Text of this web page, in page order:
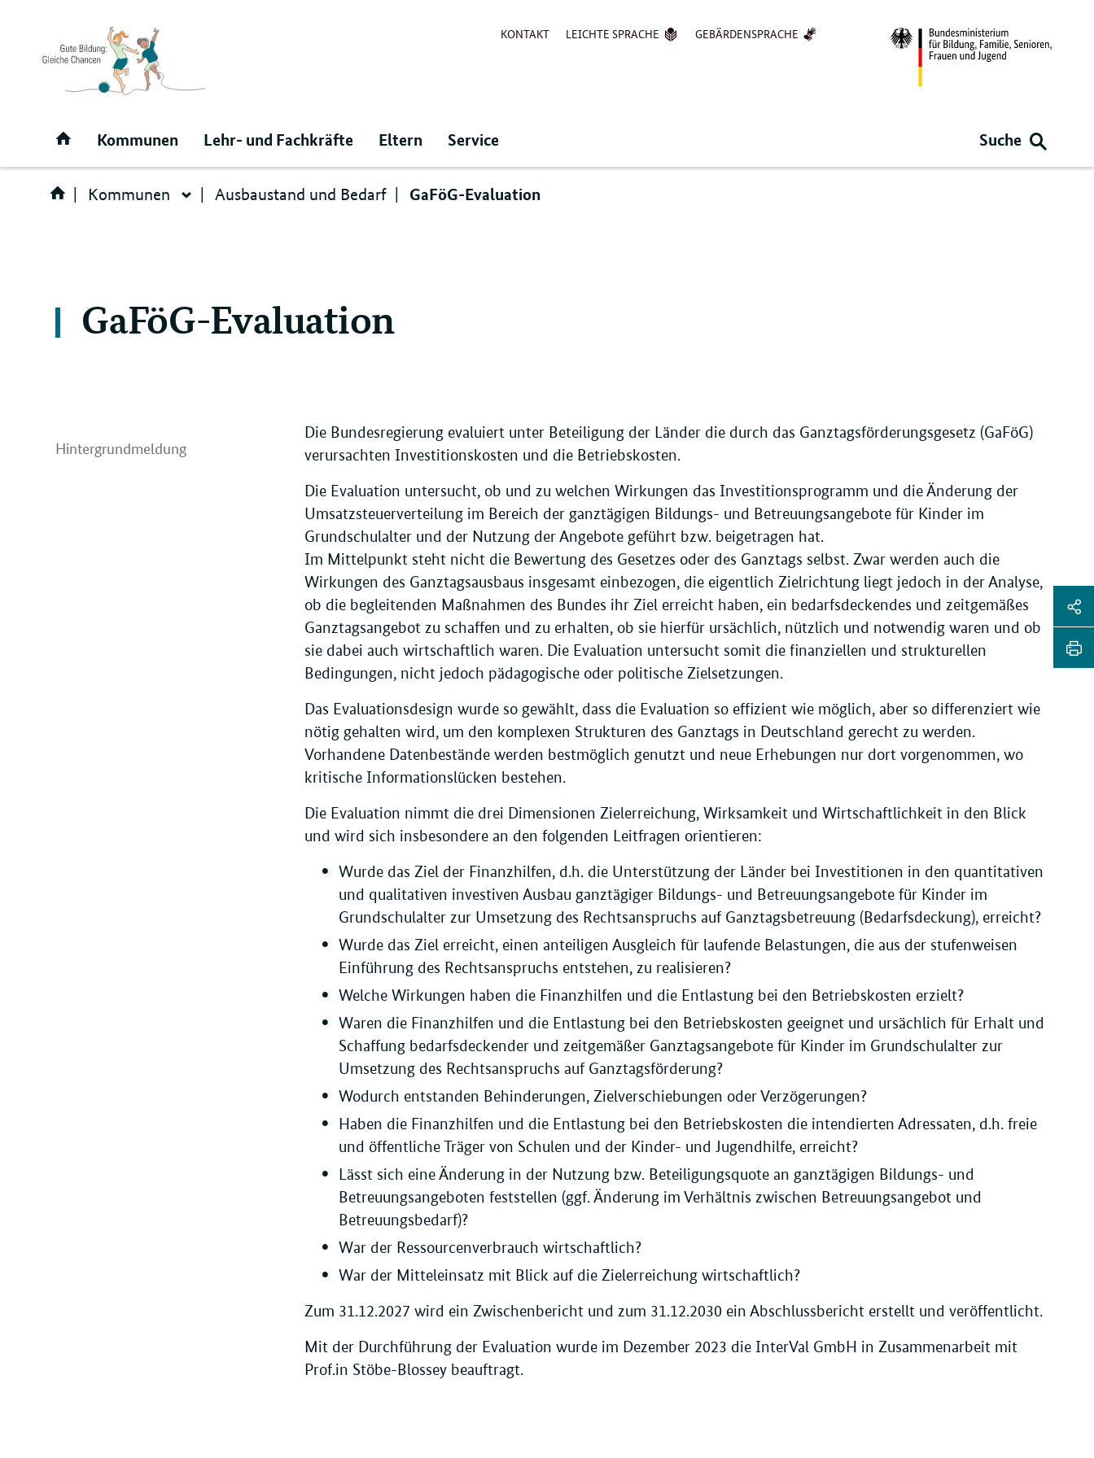
Direktlink:
KONTAKT LEICHTE SPRACHE GEBÄRDENSPRACHE
Startseite
Kommunen Lehr- und Fachkräfte Eltern Service Suche
Kommunen Kommunen
Ausbaustand und Bedarf GaFöG-Evaluation
GaFöG-Evaluation
Hintergrundmeldung
Die Bundesregierung evaluiert unter Beteiligung der Länder die durch das Ganztagsförderungsgesetz (GaFöG)
verursachten Investitionskosten und die Betriebskosten.
Die Evaluation untersucht, ob und zu welchen Wirkungen das Investitionsprogramm und die Änderung der
Umsatzsteuerverteilung im Bereich der ganztägigen Bildungs- und Betreuungsangebote für Kinder im
Grundschulalter und der Nutzung der Angebote geführt bzw. beigetragen hat.
Im Mittelpunkt steht nicht die Bewertung des Gesetzes oder des Ganztags selbst. Zwar werden auch die
Wirkungen des Ganztagsausbaus insgesamt einbezogen, die eigentlich Zielrichtung liegt jedoch in der Analyse,
ob die begleitenden Maßnahmen des Bundes ihr Ziel erreicht haben, ein bedarfsdeckendes und zeitgemäßes
Ganztagsangebot zu schaffen und zu erhalten, ob sie hierfür ursächlich, nützlich und notwendig waren und ob
sie dabei auch wirtschaftlich waren. Die Evaluation untersucht somit die finanziellen und strukturellen
Bedingungen, nicht jedoch pädagogische oder politische Zielsetzungen.
Das Evaluationsdesign wurde so gewählt, dass die Evaluation so effizient wie möglich, aber so differenziert wie
nötig gehalten wird, um den komplexen Strukturen des Ganztags in Deutschland gerecht zu werden.
Vorhandene Datenbestände werden bestmöglich genutzt und neue Erhebungen nur dort vorgenommen, wo
kritische Informationslücken bestehen.
Die Evaluation nimmt die drei Dimensionen Zielerreichung, Wirksamkeit und Wirtschaftlichkeit in den Blick
und wird sich insbesondere an den folgenden Leitfragen orientieren:
Wurde das Ziel der Finanzhilfen, d.h. die Unterstützung der Länder bei Investitionen in den quantitativen
und qualitativen investiven Ausbau ganztägiger Bildungs- und Betreuungsangebote für Kinder im
Grundschulalter zur Umsetzung des Rechtsanspruchs auf Ganztagsbetreuung (Bedarfsdeckung), erreicht?
Wurde das Ziel erreicht, einen anteiligen Ausgleich für laufende Belastungen, die aus der stufenweisen
Einführung des Rechtsanspruchs entstehen, zu realisieren?
Welche Wirkungen haben die Finanzhilfen und die Entlastung bei den Betriebskosten erzielt?
Waren die Finanzhilfen und die Entlastung bei den Betriebskosten geeignet und ursächlich für Erhalt und
Schaffung bedarfsdeckender und zeitgemäßer Ganztagsangebote für Kinder im Grundschulalter zur
Umsetzung des Rechtsanspruchs auf Ganztagsförderung?
Wodurch entstanden Behinderungen, Zielverschiebungen oder Verzögerungen?
Haben die Finanzhilfen und die Entlastung bei den Betriebskosten die intendierten Adressaten, d.h. freie
und öffentliche Träger von Schulen und der Kinder- und Jugendhilfe, erreicht?
Lässt sich eine Änderung in der Nutzung bzw. Beteiligungsquote an ganztägigen Bildungs- und
Betreuungsangeboten feststellen (ggf. Änderung im Verhältnis zwischen Betreuungsangebot und
Betreuungsbedarf)?
War der Ressourcenverbrauch wirtschaftlich?
War der Mitteleinsatz mit Blick auf die Zielerreichung wirtschaftlich?
Zum 31.12.2027 wird ein Zwischenbericht und zum 31.12.2030 ein Abschlussbericht erstellt und veröffentlicht.
Mit der Durchführung der Evaluation wurde im Dezember 2023 die InterVal GmbH in Zusammenarbeit mit
Prof.in Stöbe-Blossey beauftragt.